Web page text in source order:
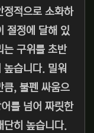
적으로 소화하
절정에 달해 있
는 구위를 초반
습니다. 밀워
큼, 불펜 싸움으
를 넘어 짜릿한
단히 높습니다.